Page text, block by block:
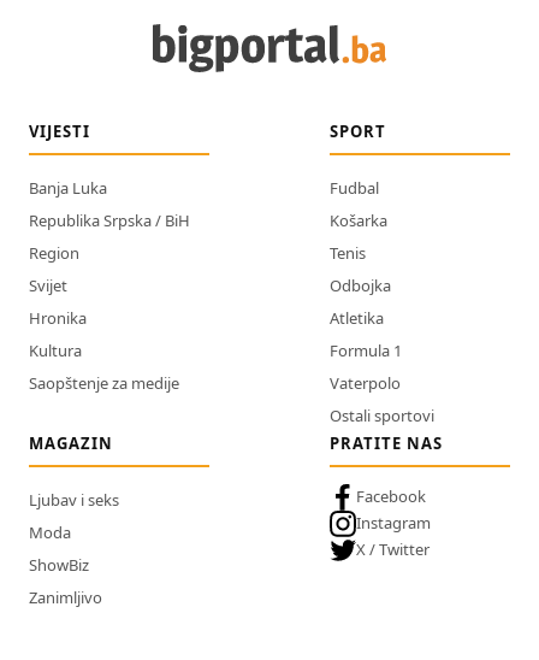
VIJESTI
Banja Luka
Republika Srpska / BiH
Region
Svijet
Hronika
Kultura
Saopštenje za medije
SPORT
Fudbal
Košarka
Tenis
Odbojka
Atletika
Formula 1
Vaterpolo
Ostali sportovi
MAGAZIN
Ljubav i seks
Moda
ShowBiz
Zanimljivo
PRATITE NAS
Facebook
Instagram
X / Twitter